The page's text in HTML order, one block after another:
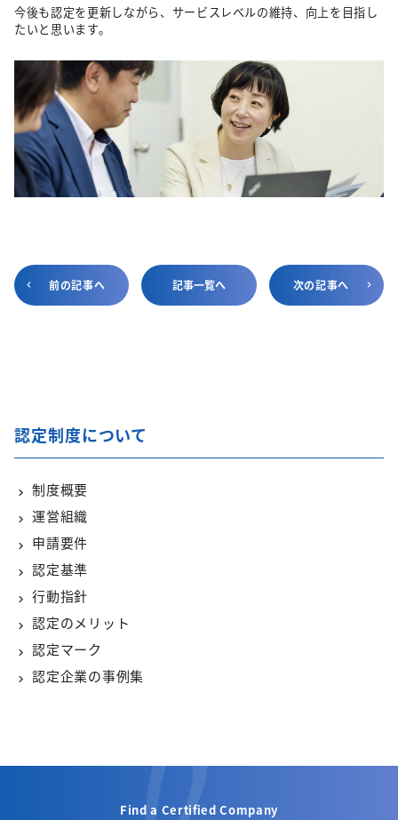
今後も認定を更新しながら、サービスレベルの維持、向上を目指し
たいと思います。
前の記事へ 記事一覧へ 次の記事へ
認定制度について
制度概要
運営組織
申請要件
認定基準
行動指針
認定のメリット
認定マーク
認定企業の事例集
Find a Certified Company